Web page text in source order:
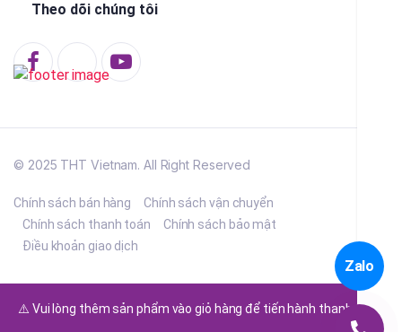
Theo dõi chúng tôi
© 2025 THT Vietnam. All Right Reserved
Chính sách bán hàng
Chính sách vận chuyển
Chính sách thanh toán
Chính sách bảo mật
Điều khoản giao dịch
Zalo
⚠️ Vui lòng thêm sản phẩm vào giỏ hàng để tiến hành thanh toán.